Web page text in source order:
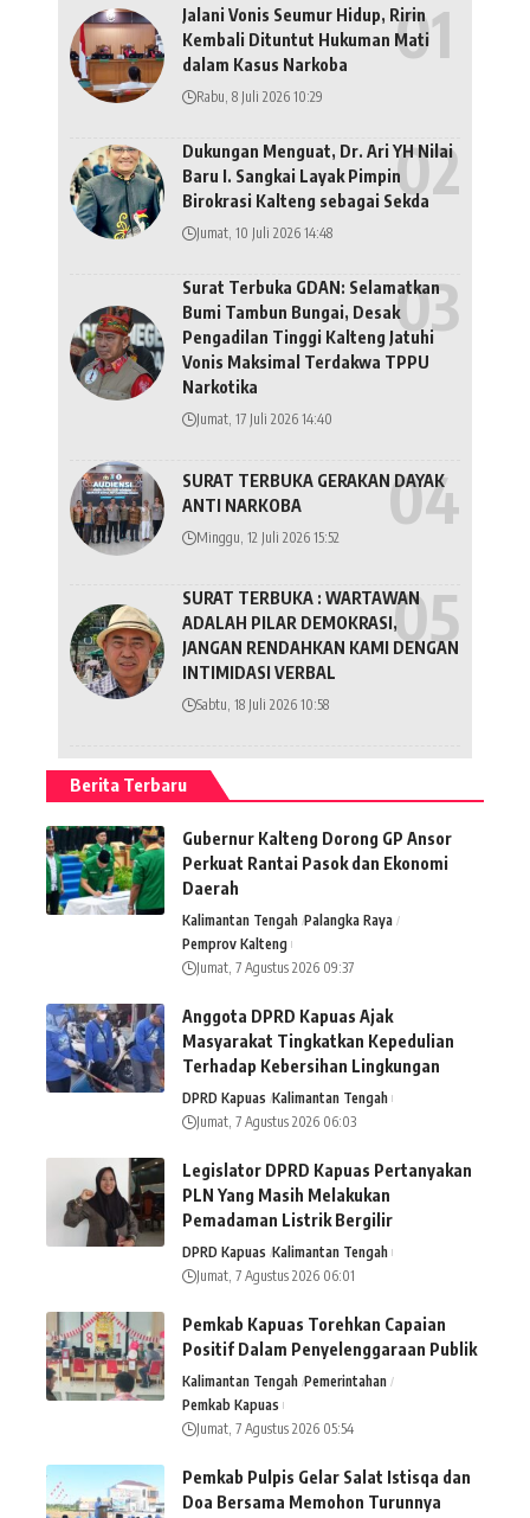
Jalani Vonis Seumur Hidup, Ririn
Kembali Dituntut Hukuman Mati
dalam Kasus Narkoba
Rabu, 8 Juli 2026 10:29
Dukungan Menguat, Dr. Ari YH Nilai
Baru I. Sangkai Layak Pimpin
Birokrasi Kalteng sebagai Sekda
Jumat, 10 Juli 2026 14:48
Surat Terbuka GDAN: Selamatkan
Bumi Tambun Bungai, Desak
Pengadilan Tinggi Kalteng Jatuhi
Vonis Maksimal Terdakwa TPPU
Narkotika
Jumat, 17 Juli 2026 14:40
SURAT TERBUKA GERAKAN DAYAK
ANTI NARKOBA
Minggu, 12 Juli 2026 15:52
SURAT TERBUKA : WARTAWAN
ADALAH PILAR DEMOKRASI,
JANGAN RENDAHKAN KAMI DENGAN
INTIMIDASI VERBAL
Sabtu, 18 Juli 2026 10:58
Berita Terbaru
Gubernur Kalteng Dorong GP Ansor
Perkuat Rantai Pasok dan Ekonomi
Daerah
Kalimantan Tengah Palangka Raya
Pemprov Kalteng
Jumat, 7 Agustus 2026 09:37
Anggota DPRD Kapuas Ajak
Masyarakat Tingkatkan Kepedulian
Terhadap Kebersihan Lingkungan
DPRD Kapuas Kalimantan Tengah
Jumat, 7 Agustus 2026 06:03
Legislator DPRD Kapuas Pertanyakan
PLN Yang Masih Melakukan
Pemadaman Listrik Bergilir
DPRD Kapuas Kalimantan Tengah
Jumat, 7 Agustus 2026 06:01
Pemkab Kapuas Torehkan Capaian
Positif Dalam Penyelenggaraan Publik
Kalimantan Tengah Pemerintahan
Pemkab Kapuas
Jumat, 7 Agustus 2026 05:54
Pemkab Pulpis Gelar Salat Istisqa dan
Doa Bersama Memohon Turunnya